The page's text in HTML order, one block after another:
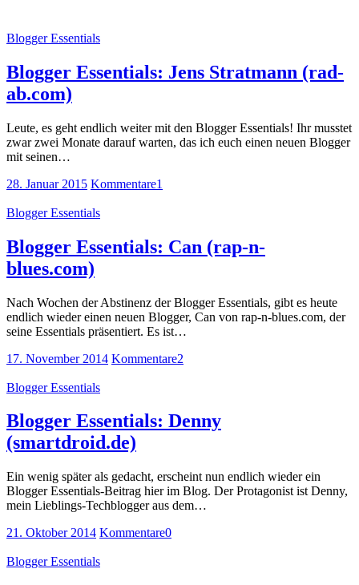
Blogger Essentials
Blogger Essentials: Jens Stratmann (rad-
ab.com)
Leute, es geht endlich weiter mit den Blogger Essentials! Ihr musstet
zwar zwei Monate darauf warten, das ich euch einen neuen Blogger
mit seinen…
28. Januar 2015 Kommentare1
Blogger Essentials
Blogger Essentials: Can (rap-n-
blues.com)
Nach Wochen der Abstinenz der Blogger Essentials, gibt es heute
endlich wieder einen neuen Blogger, Can von rap-n-blues.com, der
seine Essentials präsentiert. Es ist…
17. November 2014 Kommentare2
Blogger Essentials
Blogger Essentials: Denny
(smartdroid.de)
Ein wenig später als gedacht, erscheint nun endlich wieder ein
Blogger Essentials-Beitrag hier im Blog. Der Protagonist ist Denny,
mein Lieblings-Techblogger aus dem…
21. Oktober 2014 Kommentare0
Blogger Essentials